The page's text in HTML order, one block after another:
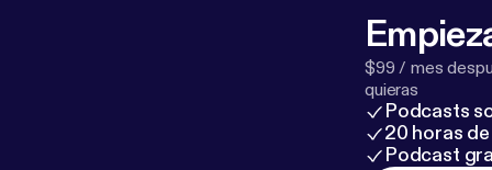
$99 / mes
quieras
Podcasts
20 horas
Podcast